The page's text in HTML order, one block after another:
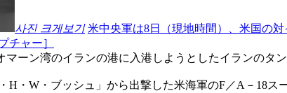
사진 크게보기 米中央軍は8日（現地時間）、米国の
チャー］
ーン湾のイランの港に入港しようとしたイランのタ
・W・ブッシュ」から出撃した米海軍のF／A－18